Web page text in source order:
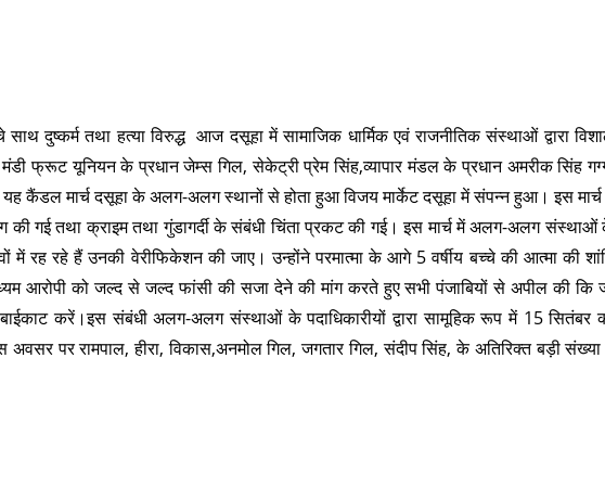
साथ दुष्कर्म तथा हत्या विरुद्ध आज दसूहा में सामाजिक धार्मिक एवं राजनीतिक संस्थाओं द्वारा
फ्रूट यूनियन के प्रधान जेम्स गिल, सेकेट्री प्रेम सिंह,व्यापार मंडल के प्रधान अमरीक सिंह
कैंडल मार्च दसूहा के अलग-अलग स्थानों से होता हुआ विजय मार्केट दसूहा में संपन्न हुआ। इस
की गई तथा क्राइम तथा गुंडागर्दी के संबंधी चिंता प्रकट की गई। इस मार्च में अलग-अलग
में रह रहे हैं उनकी वेरीफिकेशन की जाए। उन्होंने परमात्मा के आगे 5 वर्षीय बच्चे की आत्मा की
आरोपी को जल्द से जल्द फांसी की सजा देने की मांग करते हुए सभी पंजाबियों से अपील की कि
करें।इस संबंधी अलग-अलग संस्थाओं के पदाधिकारीयों द्वारा सामूहिक रूप में 15 सितंबर
अवसर पर रामपाल, हीरा, विकास,अनमोल गिल, जगतार गिल, संदीप सिंह, के अतिरिक्त बड़ी